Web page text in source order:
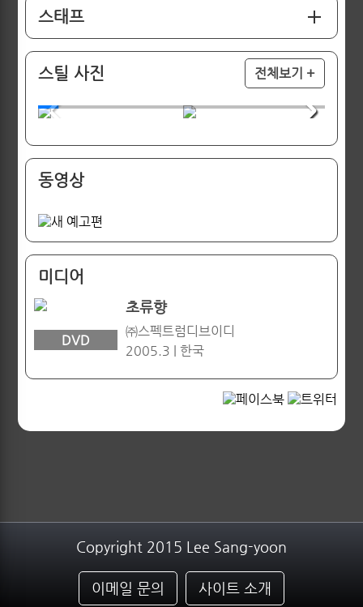
스태프
스틸 사진 전체보기 +
동영상
미디어
DVD
초류향
㈜스펙트럼디브이디
2005.3 | 한국
Copyright 2015 Lee Sang-yoon
이메일 문의 사이트 소개